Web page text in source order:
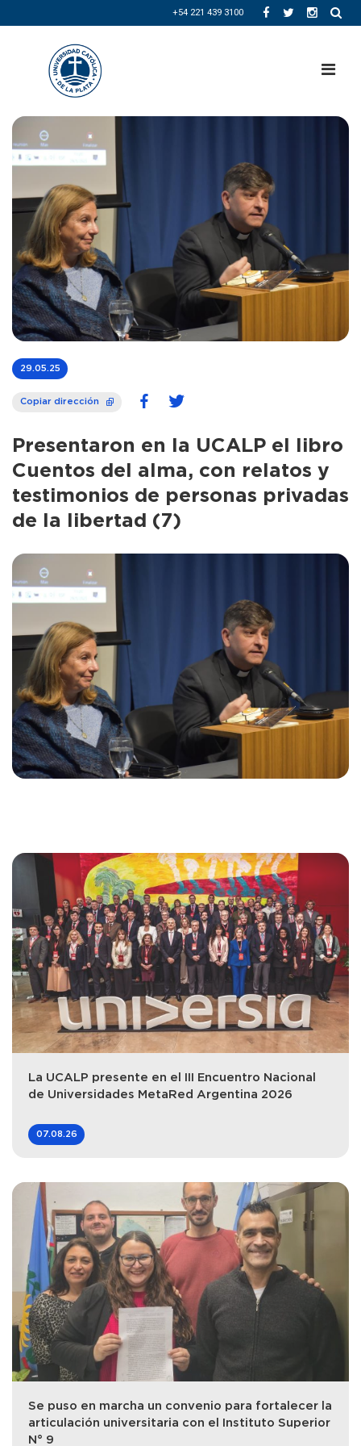
+54 221 439 3100
29.05.25
Copiar dirección
Presentaron en la UCALP el libro
Cuentos del alma, con relatos y
testimonios de personas privadas
de la libertad (7)
La UCALP presente en el III Encuentro Nacional
de Universidades MetaRed Argentina 2026
07.08.26
Se puso en marcha un convenio para fortalecer la
articulación universitaria con el Instituto Superior
N° 9